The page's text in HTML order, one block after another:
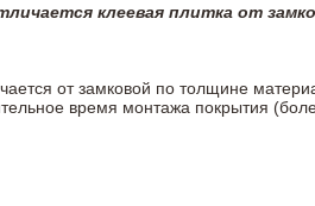
клеевая плитка от
от замковой по толщине
время монтажа покрытия